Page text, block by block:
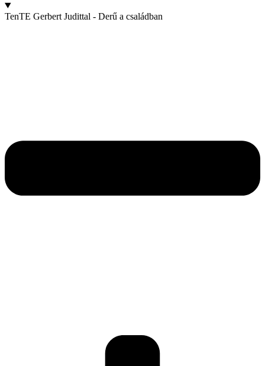
TenTE Gerbert Judittal - Derű a családban